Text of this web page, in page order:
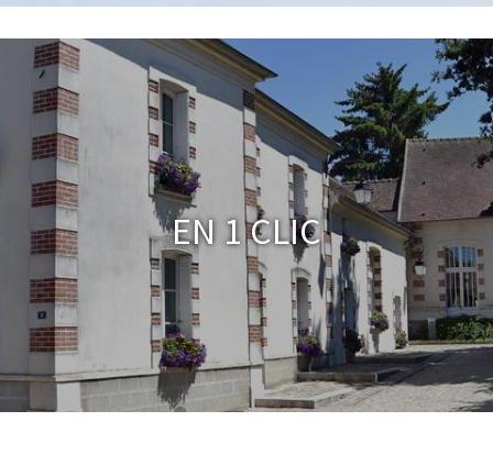
En 1 clic